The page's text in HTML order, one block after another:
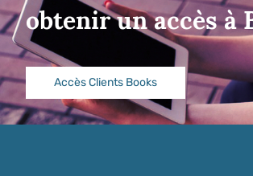
obtenir un accès à
Accès Clients Books